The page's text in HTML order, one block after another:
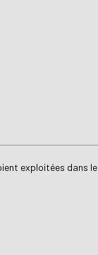
exploitées dans le